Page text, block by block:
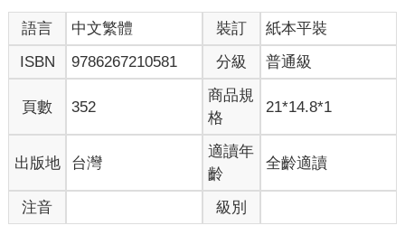
沒有錯，差別只在於我們的如何運用罷了。
本書的主角是教師，深偽技術差點奪去了他的人生。他身邊有人
高明地使用技術解救他，也有人濫用技術。期許我自己也能善用
科技，獲得幸福。
二○二三年六月九日 於梅雨天的日本
語言 中文繁體 裝訂
紙本平裝
ISBN
9786267210581 分級 普通級
頁數 352
商品規
格
21*14.8*1
出版地 台灣
適讀年
齡
全齡適讀
注音 級別